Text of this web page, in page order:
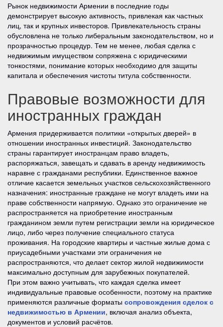
Рынок недвижимости Армении в последние годы
демонстрирует высокую активность, привлекая как частных
лиц, так и крупных инвесторов. Привлекательность страны
обусловлена не только либеральным законодательством, но и
прозрачностью процедур. Тем не менее, любая сделка с
недвижимым имуществом сопряжена с юридическими
тонкостями, понимание которых необходимо для защиты
капитала и обеспечения чистоты титула собственности.
Правовые возможности для
иностранных граждан
Армения придерживается политики «открытых дверей» в
отношении иностранных инвестиций. Законодательство
страны гарантирует иностранцам право владеть,
распоряжаться, завещать и сдавать в аренду недвижимость
наравне с гражданами республики. Единственное важное
отличие касается земельных участков сельскохозяйственного
назначения: иностранные граждане не могут владеть ими на
праве собственности напрямую. Однако это ограничение не
распространяется на приобретение иностранным
гражданином земли путем регистрации земли на юридическое
лицо, либо через получение специального статуса
проживания. На городские квартиры и частные жилые дома с
приусадебными участками эти ограничения не
распространяются, что делает сектор жилой недвижимости
максимально доступным для зарубежных покупателей.
При этом важно учитывать, что каждая сделка имеет
индивидуальные правовые особенности, поэтому на практике
применяются различные форматы сопровождения сделок с
недвижимостью в Армении, включая анализ объекта,
документов и условий расчётов.